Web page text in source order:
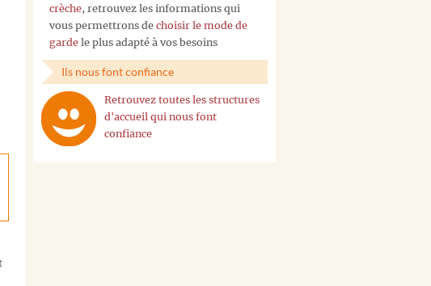
crèche, retrouvez les informations qui
vous permettrons de choisir le mode de
garde le plus adapté à vos besoins
Ils nous font confiance
Retrouvez toutes les structures
d'accueil qui nous font
confiance